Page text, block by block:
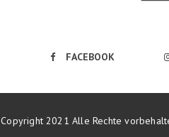
FACEBOOK
Copyright 2021 Alle Rechte